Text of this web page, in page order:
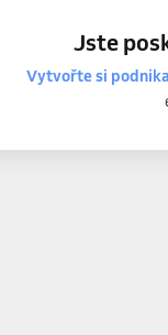
Jste
Vytvořte si